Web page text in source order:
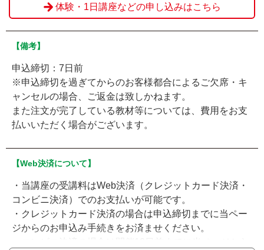
体験・1日講座などの申し込みはこちら
【備考】
申込締切：7日前
※申込締切を過ぎてからのお客様都合によるご欠席・キ
ャンセルの場合、ご返金は致しかねます。
また注文が完了している教材等については、費用をお支
払いいただく場合がございます。
【Web決済について】
・当講座の受講料はWeb決済（クレジットカード決済・
コンビニ決済）でのお支払いが可能です。
・クレジットカード決済の場合は申込締切までに当ペー
ジからのお申込み手続きをお済ませください。